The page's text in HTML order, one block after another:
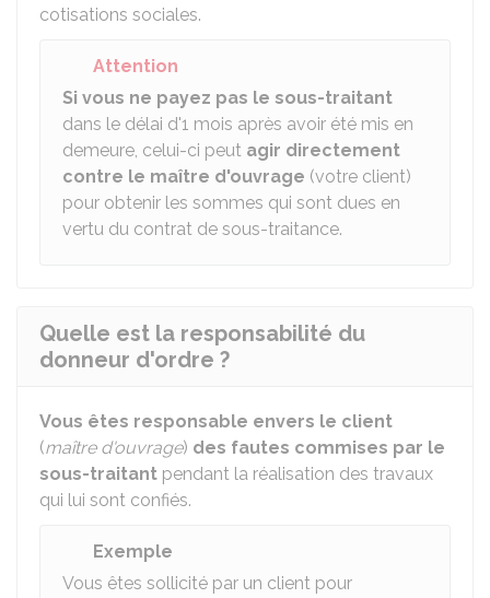
cotisations sociales.
Attention
Si vous ne payez pas le sous-traitant
dans le délai d'1 mois après avoir été mis en
demeure, celui-ci peut agir directement
contre le maître d'ouvrage (votre client)
pour obtenir les sommes qui sont dues en
vertu du contrat de sous-traitance.
Quelle est la responsabilité du
donneur d'ordre ?
Vous êtes responsable envers le client
(maître d'ouvrage) des fautes commises par le
sous-traitant pendant la réalisation des travaux
qui lui sont confiés.
Exemple
Vous êtes sollicité par un client pour